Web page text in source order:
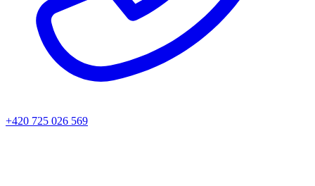
+420 725 026 569